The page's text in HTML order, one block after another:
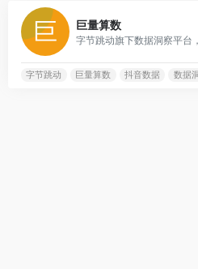
巨量算数
字节跳动旗下数据洞察平台
字节跳动 巨量算数 抖音数据 数据